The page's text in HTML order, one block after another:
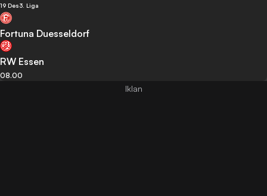
19 Des3. Liga
Fortuna Duesseldorf
RW Essen
08.00